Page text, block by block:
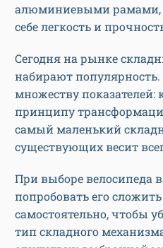
алюминиевыми рамами,
себе легкость и
Сегодня на рынке
набирают
множеству
принципу
самый маленький
существующих весит
При выборе велосипеда
попробовать его
самостоятельно, чтобы
тип складного